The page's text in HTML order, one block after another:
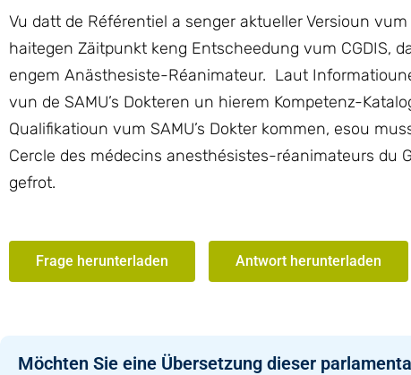
Vu datt de Référentiel a senger aktueller Versioun
haitegen Zäitpunkt keng Entscheedung vum CGDIS,
engem Anästhesiste-Réanimateur. Laut
vun de SAMU’s Dokteren un hierem Kompetenz-
Qualifikatioun vum SAMU’s Dokter kommen, esou
Cercle des médecins anesthésistes-réanimateurs du
gefrot.
Frage herunterladen Antwort herunterladen
Möchten Sie eine Übersetzung dieser